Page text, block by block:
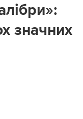
значних